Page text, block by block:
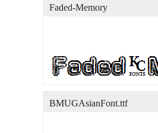
Faded-Memory
BMUGAsianFont.ttf